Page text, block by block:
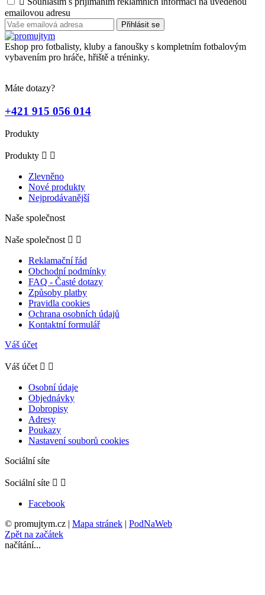
emailovou adresu
Eshop pro fotbalisty, kluby a fanoušky s kompletním fotbalovým
vybavením pro hráče, hřiště a tréninky.
Máte dotazy?
+421 915 056 014
Produkty
Produkty  
Zlevněno
Nové produkty
Nejprodávanější
Naše společnost
Naše společnost  
Reklamační řád
Obchodní podmínky
FAQ - Časté dotazy
Způsoby platby
Pravidla cookies
Ochrana osobních údajů
Kontaktní formulář
Váš účet
Váš účet  
Osobní údaje
Objednávky
Dobropisy
Adresy
Poukazy
Nastavení souborů cookies
Sociální síte
Sociální síte  
Facebook
© promujtym.cz | Mapa stránek | PodNaWeb
Zpět na začátek
načítání...